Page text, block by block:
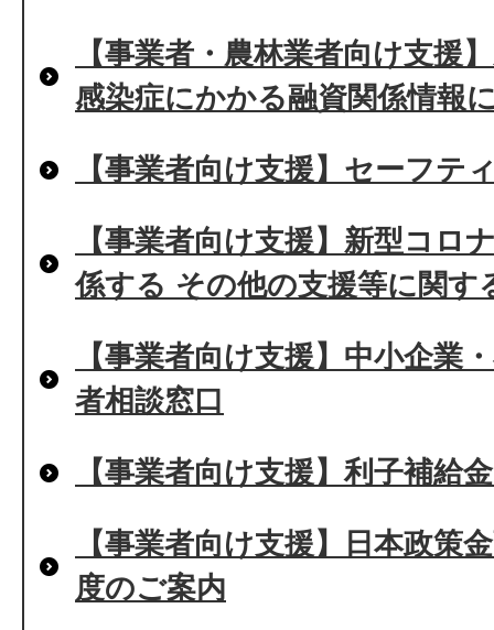
【事業者・農林業者向け支援
感染症にかかる融資関係情報
【事業者向け支援】セーフテ
【事業者向け支援】新型コロ
係する その他の支援等に関す
【事業者向け支援】中小企業
者相談窓口
【事業者向け支援】利子補給
【事業者向け支援】日本政策
度のご案内